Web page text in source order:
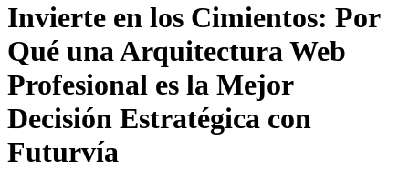
Invierte en los Cimientos: Por
Qué una Arquitectura Web
Profesional es la Mejor
Decisión Estratégica con
Futurvía